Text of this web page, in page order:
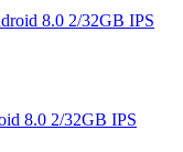
8.0 2/32GB IPS